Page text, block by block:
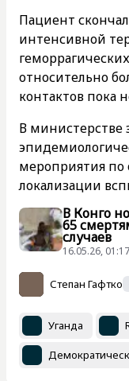
Пациент
интенсивной
относительно
контактов пока
В министерстве
мероприятия по
локализации
В Конго
65
случаев
16.05.26,
Степан Гафтко
Уганда